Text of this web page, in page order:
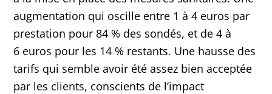
augmentation qui oscille entre 1 à 4 euros par
prestation pour 84 % des sondés, et de 4 à
6 euros pour les 14 % restants. Une hausse des
tarifs qui semble avoir été assez bien acceptée
par les clients, conscients de l’impact